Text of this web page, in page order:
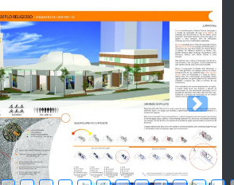
Next